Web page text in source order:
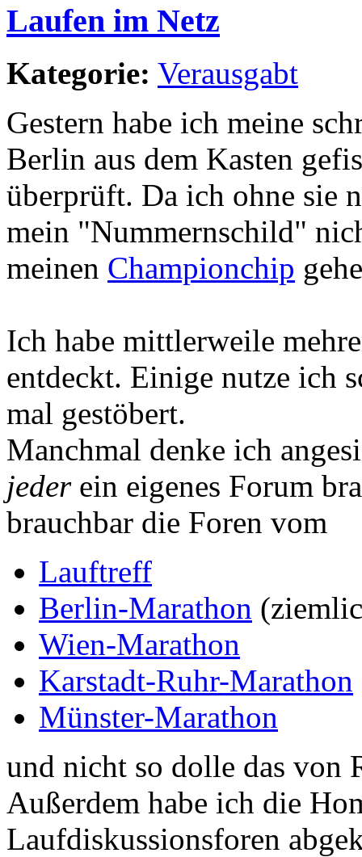
Laufen im Netz
Kategorie: Verausgabt
Gestern habe ich meine
Berlin aus dem Kasten
überprüft. Da ich ohne sie
mein "Nummernschild"
meinen Championchip
Ich habe mittlerweile
entdeckt. Einige nutze ich
mal gestöbert.
Manchmal denke ich
jederein eigenes Forum
brauchbar die Foren vom
Lauftreff
Berlin-Marathon
Wien-Marathon
Karstadt-Ruhr-Marathon
Münster-Marathon
und nicht so dolle das von
Außerdem habe ich die
Laufdiskussionsforen